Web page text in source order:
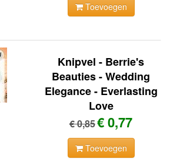
Toevoegen
Knipvel - Berrie's
Beauties - Wedding
Elegance - Everlasting
Love
€ 0,85€ 0,77
Toevoegen